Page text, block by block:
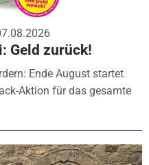
Geld zurück!
Ende August startet
Aktion für das gesamte